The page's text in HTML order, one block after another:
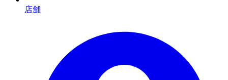
店舗